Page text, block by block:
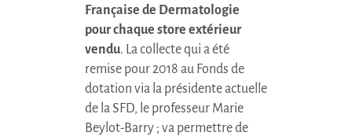
Française de Dermatologie
pour chaque store extérieur
vendu. La collecte qui a été
remise pour 2018 au Fonds de
dotation via la présidente actuelle
de la SFD, le professeur Marie
Beylot-Barry ; va permettre de